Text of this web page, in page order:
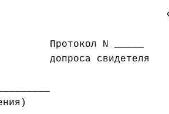
Протокол N _____
допроса свидетеля